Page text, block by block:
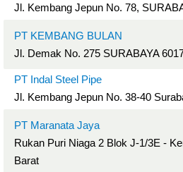
Jl. Kembang Jepun No. 78,
PT KEMBANG BULAN
Jl. Demak No. 275 SURABAYA
PT Indal Steel Pipe
Jl. Kembang Jepun No. 38-40
PT Maranata Jaya
Rukan Puri Niaga 2 Blok J-1/3E -
Barat